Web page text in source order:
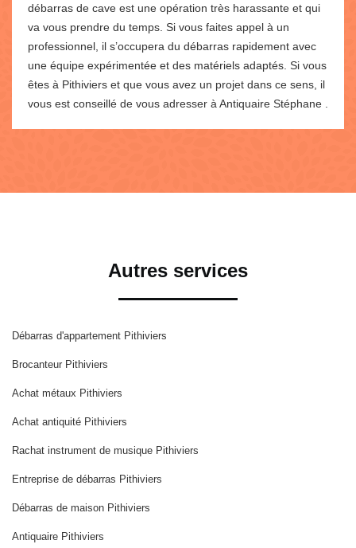
débarras de cave est une opération très harassante et qui
va vous prendre du temps. Si vous faites appel à un
professionnel, il s’occupera du débarras rapidement avec
une équipe expérimentée et des matériels adaptés. Si vous
êtes à Pithiviers et que vous avez un projet dans ce sens, il
vous est conseillé de vous adresser à Antiquaire Stéphane .
Autres services
Débarras d'appartement Pithiviers
Brocanteur Pithiviers
Achat métaux Pithiviers
Achat antiquité Pithiviers
Rachat instrument de musique Pithiviers
Entreprise de débarras Pithiviers
Débarras de maison Pithiviers
Antiquaire Pithiviers